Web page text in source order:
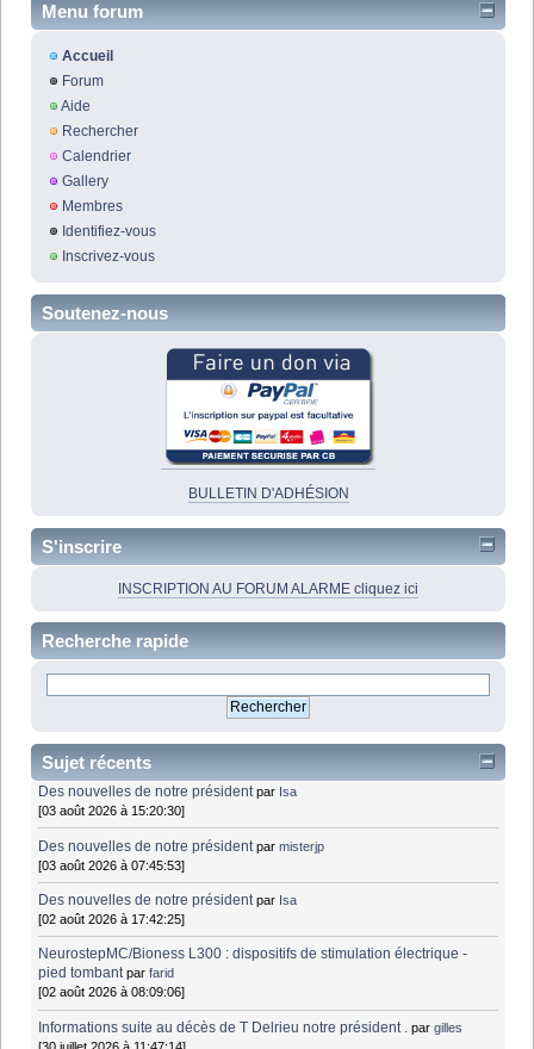
Menu forum
Accueil
Forum
Aide
Rechercher
Calendrier
Gallery
Membres
Identifiez-vous
Inscrivez-vous
Soutenez-nous
BULLETIN D'ADHÉSION
S'inscrire
INSCRIPTION AU FORUM ALARME cliquez ici
Recherche rapide
Sujet récents
Des nouvelles de notre président par Isa
[03 août 2026 à 15:20:30]
Des nouvelles de notre président parmisterjp
[03 août 2026 à 07:45:53]
Des nouvelles de notre président par Isa
[02 août 2026 à 17:42:25]
NeurostepMC/Bioness L300 : dispositifs de stimulation électrique -
pied tombant parfarid
[02 août 2026 à 08:09:06]
Informations suite au décès de T Delrieu notre président . pargilles